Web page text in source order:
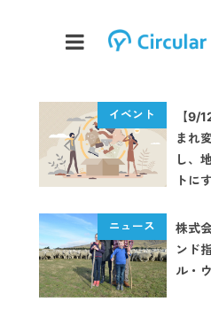
【9/
まれ
し、
トに
が開
株式
ンド
ル・